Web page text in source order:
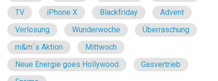
TV
iPhone X Blackfriday
Advent
Verlosung
Wunderwoche
Überraschung
m&m´s Aktion
Mittwoch
Neue Energie goes Hollywood
Gasvertrieb